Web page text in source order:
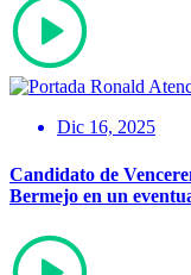
Dic 16, 2025
Candidato de
Bermejo en un